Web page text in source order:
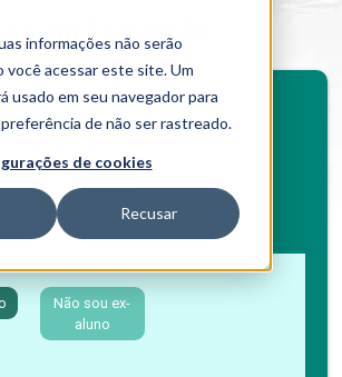
informações não serão
você acessar este site. Um
usado em seu navegador para
de não ser rastreado.
de cookies
Recusar
em Fotografia
Cartão de crédito
Não sou ex-
aluno
BENEFÍCIOS
Benefícios pós-graduação